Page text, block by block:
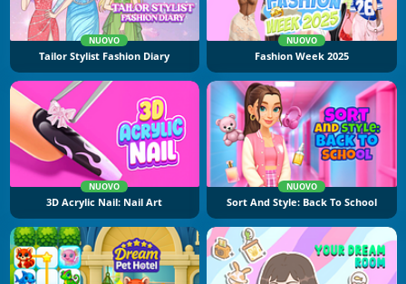
NUOVO
Tailor Stylist Fashion Diary
NUOVO
Fashion Week 2025
NUOVO
3D Acrylic Nail: Nail Art
NUOVO
Sort And Style: Back To School